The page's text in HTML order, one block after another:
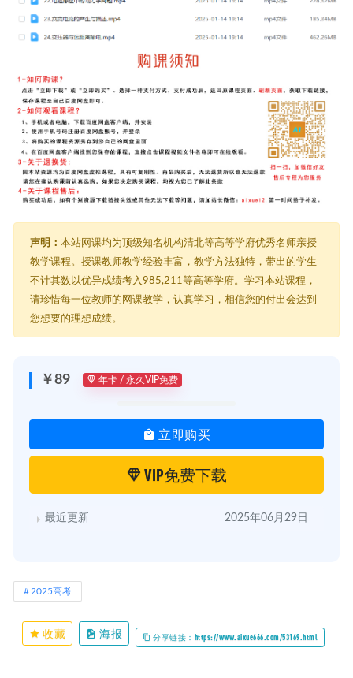
声明： 本站网课均为顶级知名机构清北等高等学府优秀名师亲授
教学课程。授课教师教学经验丰富，教学方法独特，带出的学生
不计其数以优异成绩考入985,211等高等学府。学习本站课程，
请珍惜每一位教师的网课教学，认真学习，相信您的付出会达到
您想要的理想成绩。
￥89 年卡 / 永久VIP免费
立即购买
VIP免费下载
最近更新 2025年06月29日
2025高考
收藏 海报 分享链接：https://www.aixue666.com/53169.html